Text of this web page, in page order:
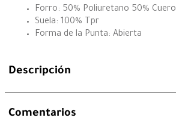
Forro: 50% Poliuretano 50% Cuero
Suela: 100% Tpr
Forma de la Punta: Abierta
Descripción
Comentarios